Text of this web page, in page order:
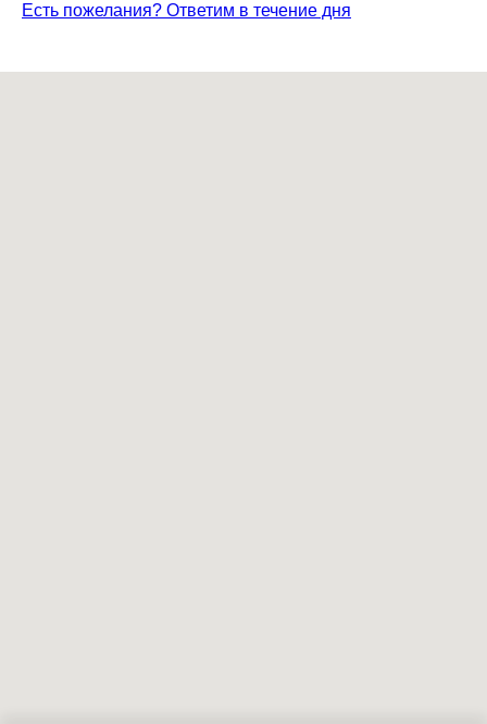
Есть пожелания? Ответим в течение дня